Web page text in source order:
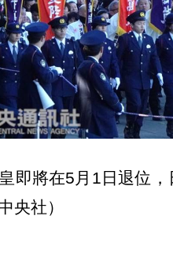
即將在5月1日退位
央社）